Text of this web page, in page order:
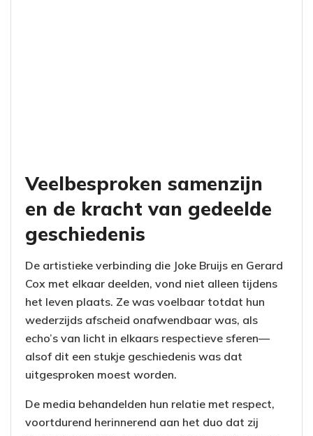
Veelbesproken samenzijn
en de kracht van gedeelde
geschiedenis
De artistieke verbinding die Joke Bruijs en Gerard
Cox met elkaar deelden, vond niet alleen tijdens
het leven plaats. Ze was voelbaar totdat hun
wederzijds afscheid onafwendbaar was, als
echo’s van licht in elkaars respectieve sferen—
alsof dit een stukje geschiedenis was dat
uitgesproken moest worden.
De media behandelden hun relatie met respect,
voortdurend herinnerend aan het duo dat zij